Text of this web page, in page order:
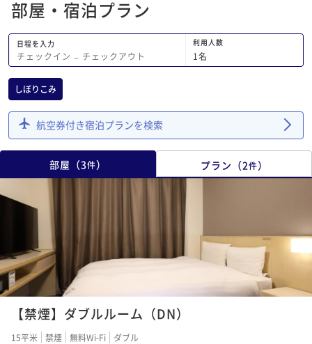
部屋・宿泊プラン
日程を入力
チェックイン − チェックアウト
利用人数
1名
しぼりこみ
航空券付き宿泊プランを検索
部屋 （3件） プラン （2件）
【禁煙】ダブルルーム（DN）
15平米 禁煙 無料Wi-Fi ダブル